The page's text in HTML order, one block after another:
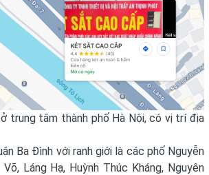
trung tâm thành phố Hà Nội, có vị trí địa
Ba Đình với ranh giới là các phố Nguyễn
Võ, Láng Hạ, Huỳnh Thúc Kháng, Nguyên